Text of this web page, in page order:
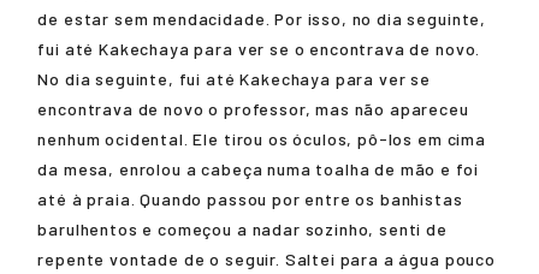
de estar sem mendacidade. Por isso, no dia seguinte,
fui até Kakechaya para ver se o encontrava de novo.
No dia seguinte, fui até Kakechaya para ver se
encontrava de novo o professor, mas não apareceu
nenhum ocidental. Ele tirou os óculos, pô-los em cima
da mesa, enrolou a cabeça numa toalha de mão e foi
até à praia. Quando passou por entre os banhistas
barulhentos e começou a nadar sozinho, senti de
repente vontade de o seguir. Saltei para a água pouco